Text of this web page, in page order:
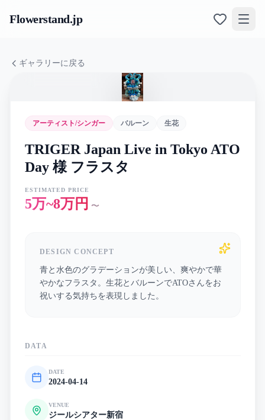
Flowerstand.jp
ギャラリーに戻る
アーティスト/シンガー バルーン 生花
TRIGER Japan Live in Tokyo ATO
Day 様 フラスタ
ESTIMATED PRICE
5万~8万円 〜
DESIGN CONCEPT
青と水色のグラデーションが美しい、爽やかで華
やかなフラスタ。生花とバルーンでATOさんをお
祝いする気持ちを表現しました。
DATA
DATE
2024-04-14
VENUE
ジールシアター新宿